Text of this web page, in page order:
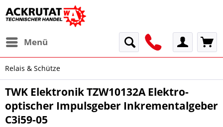
Menü
Relais & Schütze
TWK Elektronik TZW10132A Elektro-
optischer Impulsgeber Inkrementalgeber
C3i59-05